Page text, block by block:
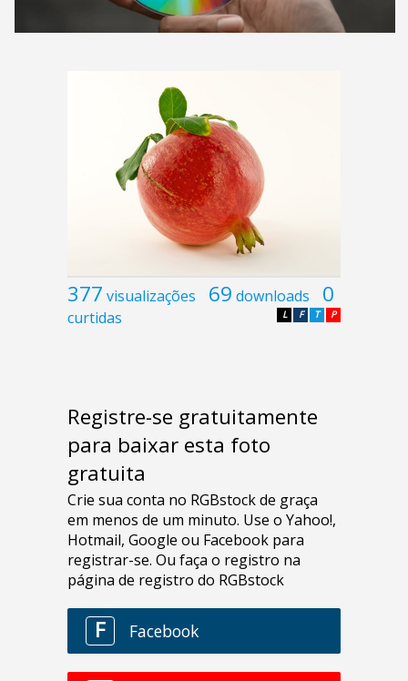
377 visualizações 69 downloads 0
curtidas P
T
F
L
Registre-se gratuitamente
para baixar esta foto
gratuita